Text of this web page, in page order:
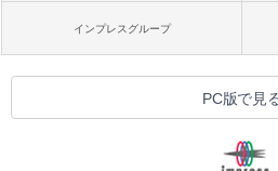
インプレスグループ
PC版で見